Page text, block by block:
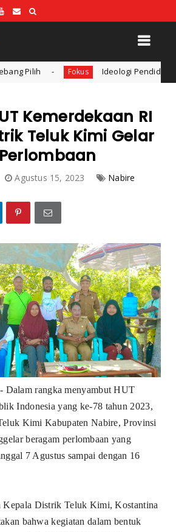
Ideologi Pendidikan: Konsep dan Bentuk
Kemerdekaan RI
Teluk Kimi Gelar
Agustus 15, 2023 Nabire
- Dalam rangka menyambut HUT
Indonesia yang ke-78 tahun 2023,
Kimi Kabupaten Nabire, Provinsi
beragam perlombaan yang
7 Agustus sampai dengan 16
Kepala Distrik Teluk Kimi, Kostantina
bahwa kegiatan dalam bentuk